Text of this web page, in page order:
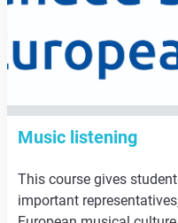
Music listening
This course gives
important